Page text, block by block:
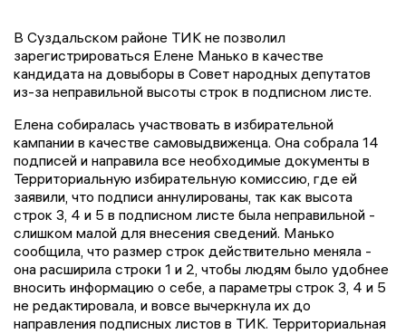
В Суздальском районе ТИК не позволил
зарегистрироваться Елене Манько в качестве
кандидата на довыборы в Совет народных депутатов
из-за неправильной высоты строк в подписном листе.
Елена собиралась участвовать в избирательной
кампании в качестве самовыдвиженца. Она собрала 14
подписей и направила все необходимые документы в
Территориальную избирательную комиссию, где ей
заявили, что подписи аннулированы, так как высота
строк 3, 4 и 5 в подписном листе была неправильной -
слишком малой для внесения сведений. Манько
сообщила, что размер строк действительно меняла -
она расширила строки 1 и 2, чтобы людям было удобнее
вносить информацию о себе, а параметры строк 3, 4 и 5
не редактировала, и вовсе вычеркнула их до
направления подписных листов в ТИК. Территориальная